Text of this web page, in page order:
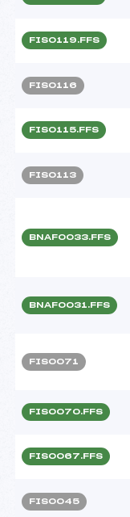
FIS0119.FFS
FIS0116
FIS0115.FFS
FIS0113
BNAF0033.FFS
BNAF0031.FFS
FIS0071
FIS0070.FFS
FIS0067.FFS
FIS0045